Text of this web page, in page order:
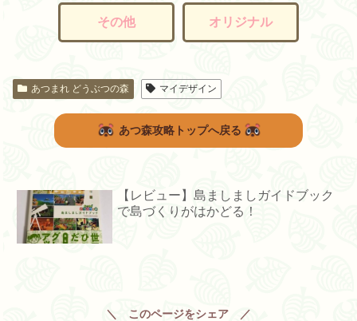
その他 オリジナル
あつまれ どうぶつの森 マイデザイン
あつ森攻略トップへ戻る
【レビュー】島ましましガイドブック
で島づくりがはかどる！
＼ このページをシェア ／